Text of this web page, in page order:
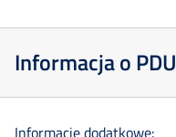
Informacja o PDU
Informacje dodatkowe: